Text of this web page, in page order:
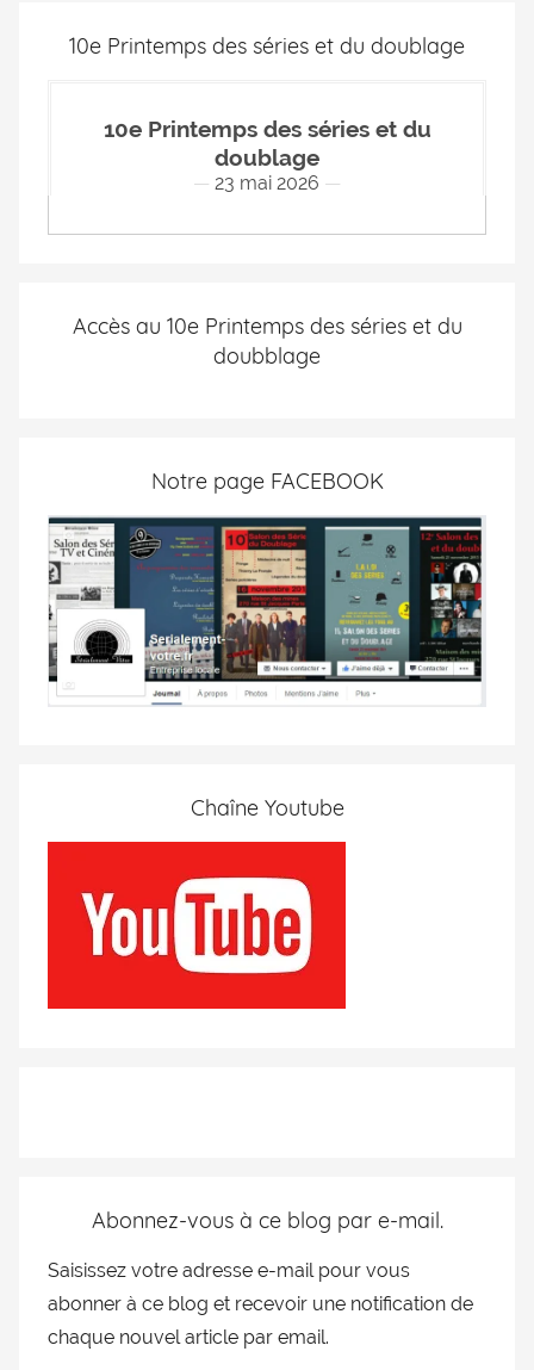
10e Printemps des séries et du doublage
10e Printemps des séries et du
doublage
23 mai 2026
Accès au 10e Printemps des séries et du
doubblage
Notre page FACEBOOK
Chaîne Youtube
Abonnez-vous à ce blog par e-mail.
Saisissez votre adresse e-mail pour vous
abonner à ce blog et recevoir une notification de
chaque nouvel article par email.